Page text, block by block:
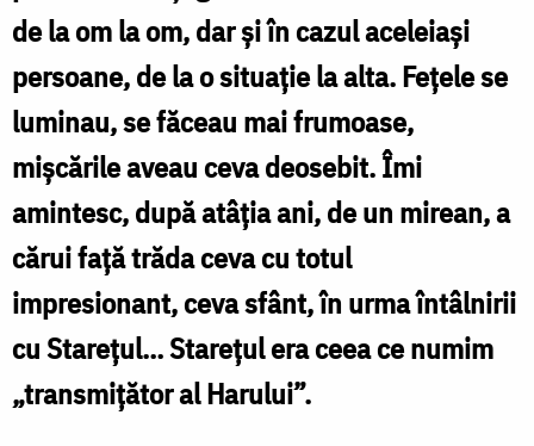
am
cunoscut
de la om la om, dar şi în cazul aceleiaşi
persoane, de la o situaţie la alta. Feţele se
luminau, se făceau mai frumoase,
mişcările aveau ceva deosebit. Îmi
amintesc, după atâţia ani, de un mirean, a
cărui faţă trăda ceva cu totul
impresionant, ceva sfânt, în urma întâlnirii
cu Stareţul… Stareţul era ceea ce numim
„transmiţător al Harului”.